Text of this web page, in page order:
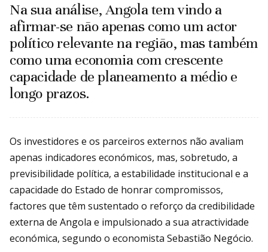
Na sua análise, Angola tem vindo a
afirmar-se não apenas como um actor
político relevante na região, mas também
como uma economia com crescente
capacidade de planeamento a médio e
longo prazos.
Os investidores e os parceiros externos não avaliam
apenas indicadores económicos, mas, sobretudo, a
previsibilidade política, a estabilidade institucional e a
capacidade do Estado de honrar compromissos,
factores que têm sustentado o reforço da credibilidade
externa de Angola e impulsionado a sua atractividade
económica, segundo o economista Sebastião Negócio.